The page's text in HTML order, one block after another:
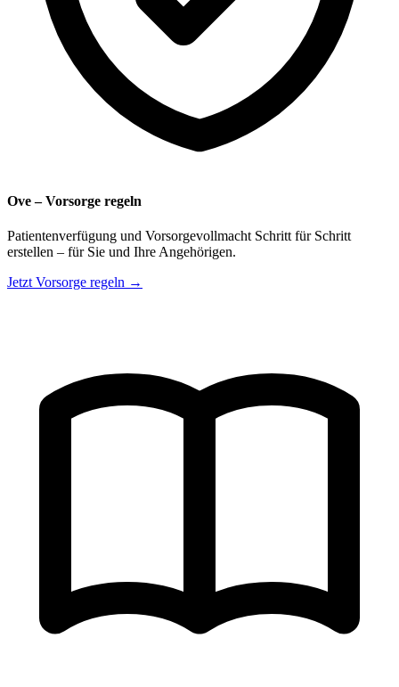
Ove – Vorsorge regeln
Patientenverfügung und Vorsorgevollmacht Schritt für Schritt
erstellen – für Sie und Ihre Angehörigen.
Jetzt Vorsorge regeln →